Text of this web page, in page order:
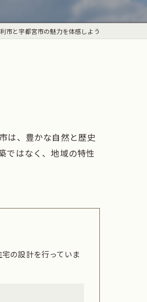
ス
市と宇都宮市の魅力を体感しよう
は、豊かな自然と歴史
ではなく、地域の特性
の設計を行っていま